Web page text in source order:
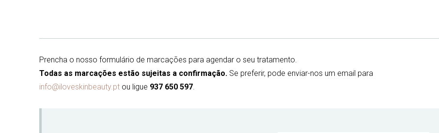
Prencha o nosso formulário de marcações para agendar o seu tratamento.
Todas as marcações estão sujeitas a confirmação.Se preferir, pode enviar-nos um email para
info@iloveskinbeauty.ptou ligue 937 650 597.